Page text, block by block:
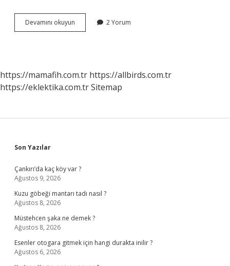
Devamını okuyun
Kerim
2 Yorum
https://mamafih.com.tr https://allbirds.com.tr
https://eklektika.com.trSitemap
Sidebar
Son Yazılar
Çankırı’da kaç köy var ?
Ağustos 9, 2026
Kuzu göbeği mantarı tadı nasıl ?
Ağustos 8, 2026
Müstehcen şaka ne demek ?
Ağustos 8, 2026
Esenler otogara gitmek için hangi durakta inilir ?
Ağustos 6, 2026